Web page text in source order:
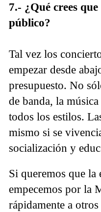
7.- ¿Qué crees
público?
Tal vez los
empezar desde
presupuesto. No
de banda, la
todos los estilos.
mismo si se
socialización y
Si queremos que la
empecemos por la
rápidamente a